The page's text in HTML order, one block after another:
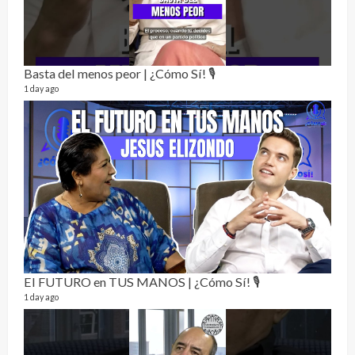
Basta del menos peor | ¿Cómo Sí! 🎙️
1 day ago
El FUTURO en TUS MANOS | ¿Cómo Sí! 🎙️
1 day ago